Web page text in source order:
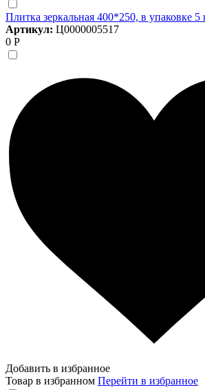
Плитка зеркальная 400*250, в упаковке 5
Артикул: Ц0000005517
0 Р
Добавить в избранное
Товар в избранном Перейти в избранное